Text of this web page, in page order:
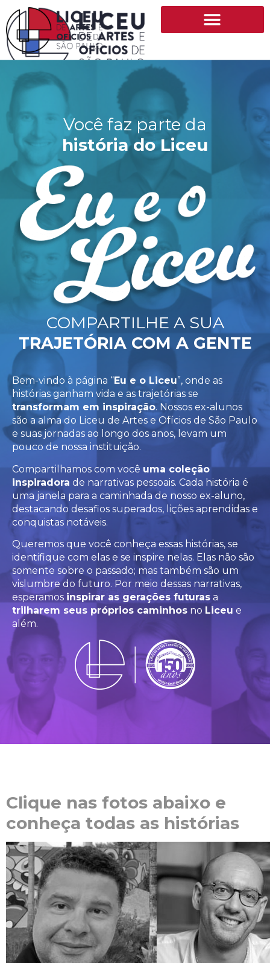
Você faz parte da
história do Liceu
COMPARTILHE A SUA
TRAJETÓRIA COM A GENTE
Bem-vindo à página “Eu e o Liceu”, onde as
histórias ganham vida e as trajetórias se
transformam em inspiração. Nossos ex-alunos
são a alma do Liceu de Artes e Ofícios de São Paulo
e suas jornadas ao longo dos anos, levam um
pouco de nossa instituição.
Compartilhamos com você uma coleção
inspiradora de narrativas pessoais. Cada história é
uma janela para a caminhada de nosso ex-aluno,
destacando desafios superados, lições aprendidas e
conquistas notáveis.
Queremos que você conheça essas histórias, se
identifique com elas e se inspire nelas. Elas não são
somente sobre o passado; mas também são um
vislumbre do futuro. Por meio dessas narrativas,
esperamos inspirar as gerações futuras a
trilharem seus próprios caminhos no Liceu e
além.
Clique nas fotos abaixo e
conheça todas as histórias